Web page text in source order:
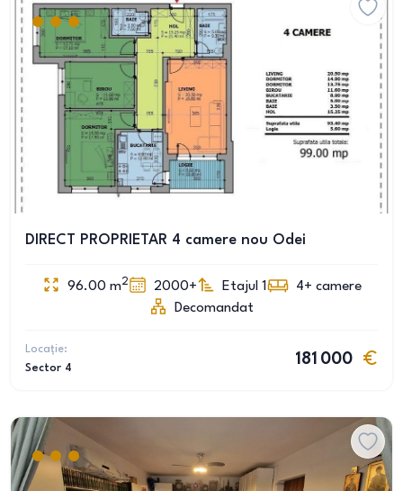
DIRECT PROPRIETAR 4 camere nou Odei
96.00 m2 2000+ Etajul 1 4+ camere
Decomandat
Locație:
Sector 4
181 000